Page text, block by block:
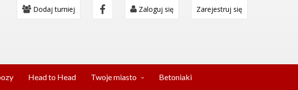
Dodaj turniej Zaloguj się Zarejestruj się
Head to Head Twoje miasto Betoniaki